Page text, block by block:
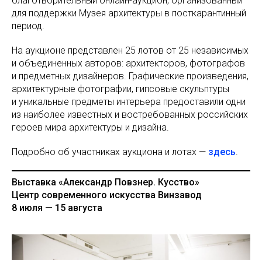
для поддержки Музея архитектуры в посткарантинный
период.
На аукционе представлен 25 лотов от 25 независимых
и объединенных авторов: архитекторов, фотографов
и предметных дизайнеров. Графические произведения,
архитектурные фотографии, гипсовые скульптуры
и уникальные предметы интерьера предоставили одни
из наиболее известных и востребованных российских
героев мира архитектуры и дизайна.
Подробно об участниках аукциона и лотах — здесь.
Выставка «Александр Повзнер. Кусство»
Центр современного искусства Винзавод
8 июля — 15 августа